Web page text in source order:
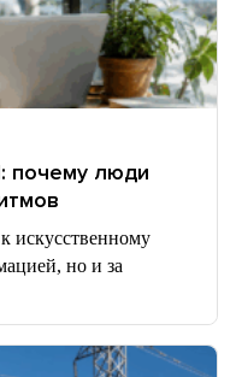
почему люди
искусственному
но и за